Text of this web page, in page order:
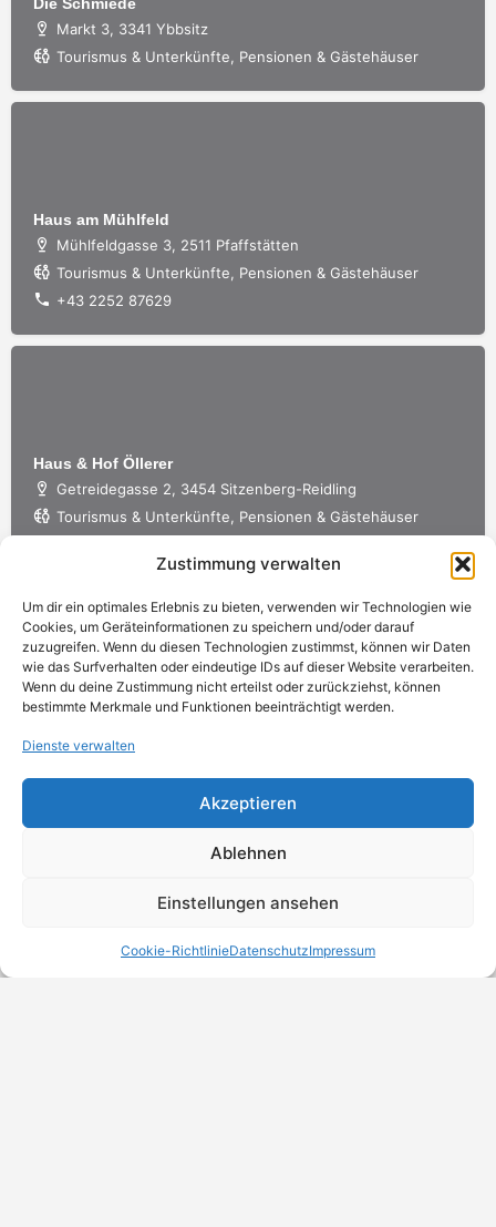
Zustimmung verwalten
Um dir ein optimales Erlebnis zu bieten, verwenden wir Technologien wie
Cookies, um Geräteinformationen zu speichern und/oder darauf
zuzugreifen. Wenn du diesen Technologien zustimmst, können wir Daten
wie das Surfverhalten oder eindeutige IDs auf dieser Website verarbeiten.
Wenn du deine Zustimmung nicht erteilst oder zurückziehst, können
bestimmte Merkmale und Funktionen beeinträchtigt werden.
Dienste verwalten
Akzeptieren
Ablehnen
Einstellungen ansehen
Cookie-RichtlinieDatenschutzImpressum
Markt 3, 3341 Ybbsitz
Tourismus & Unterkünfte, Pensionen & Gästehäuser
Haus am Mühlfeld
Mühlfeldgasse 3, 2511 Pfaffstätten
Tourismus & Unterkünfte, Pensionen & Gästehäuser
+43 2252 87629
Haus & Hof Öllerer
Getreidegasse 2, 3454 Sitzenberg-Reidling
Tourismus & Unterkünfte, Pensionen & Gästehäuser